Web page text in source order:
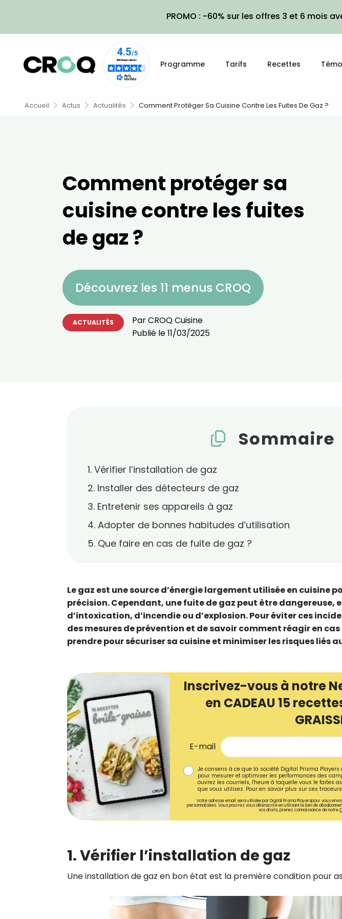
PROMO : -60% sur les offres 3 et 6 mois
Programme Tarifs Recettes
Accueil Actus Actualités Comment Protéger Sa Cuisine Contre Les Fuites De Gaz ?
Comment protéger sa
cuisine contre les fuites
de gaz ?
Découvrez les 11 menus CROQ
ACTUALITÉS ParCROQ Cuisine
Publié le11/03/2025
Sommaire
1. Vérifier l’installation de gaz
2. Installer des détecteurs de gaz
3. Entretenir ses appareils à gaz
4. Adopter de bonnes habitudes d’utilisation
5. Que faire en cas de fuite de gaz ?
Le gaz est une source d’énergie largement utilisée en cuisine
précision. Cependant, une fuite de gaz peut être dangereuse,
d’intoxication, d’incendie ou d’explosion. Pour éviter ces
des mesures de prévention et de savoir comment réagir en
prendre pour sécuriser sa cuisine et minimiser les risques liés
Inscrivez-vous à notre
en CADEAU 15
E-mail
Je consens à ce que la société Digital Prisma
pour mesurer et optimiser les performances des
ouvrez les courriels, l'heure à laquelle vous le faites
que vous utilisez. Pour en savoir plus sur ces
Votre adresse email sera utilisée par Digital Prisma Playerspour vous
personnalisées. Vous pourrez vous désinscrire en utilisant le lien de
vos droits, prenez connaissance de notre
1. Vérifier l’installation de gaz
Une installation de gaz en bon état est la première condition pour
!